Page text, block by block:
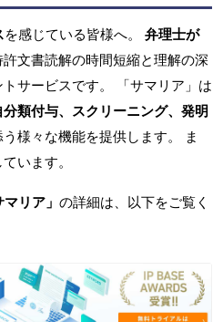
を感じている皆様へ。 弁理士が
許文書読解の時間短縮と理解の深
サービスです。 「サマリア」は
類付与、スクリーニング、発明
様々な機能を提供します。 ま
います。
リア」 の詳細は、以下をご覧く